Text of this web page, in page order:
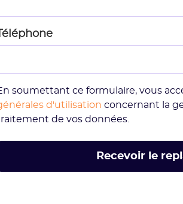
Téléphone
soumettant ce formulaire, vous
d'utilisation concernant la
de vos données.